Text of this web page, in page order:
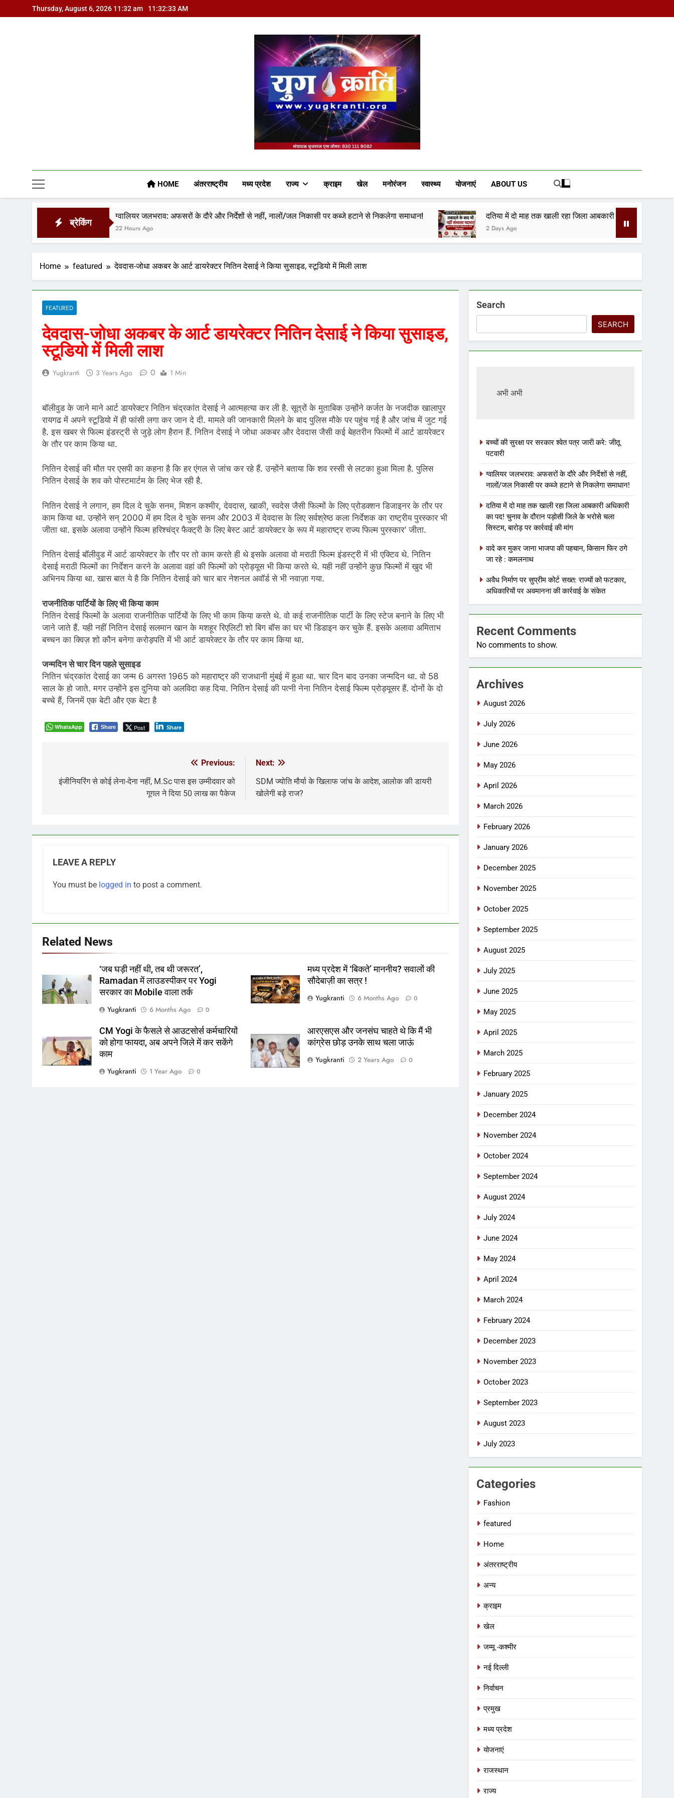
to
Thursday, August 6, 2026 11:32 am 11:32:34 AM
Yug Kranti | Trusted News Portal
HOME अंतरराष्ट्रीय मध्य प्रदेश राज्य क्राइम खेल मनोरंजन स्वास्थ्य योजनाएं ABOUT US
ब्रेकिंग
ग्वालियर जलभराव: अफसरों के दौरे और निर्देशों से नहीं, नालों/जल निकासी पर कब्जे हटाने से निकलेगा समाधान!
22 Hours Ago
दतिया में दो माह तक खाली रहा जिला आबकारी अधिकारी का पद! चुनाव के दौरान
2 Days Ago
Home featured देवदास-जोधा अकबर के आर्ट डायरेक्टर नितिन देसाई ने किया सुसाइड, स्टूडियो में मिली लाश
FEATURED
देवदास-जोधा अकबर के आर्ट डायरेक्टर नितिन देसाई ने किया सुसाइड,
स्टूडियो में मिली लाश
Yugkranti 3 Years Ago 0 1 Min
बॉलीवुड के जाने माने आर्ट डायरेक्टर नितिन चंद्रकांत देसाई ने आत्महत्या कर ली है. सूत्रों के मुताबिक उन्होंने कर्जत के नजदीक खालापुर
रायगढ में अपने स्टूडियो में ही फांसी लगा कर जान दे दी. मामले की जानकारी मिलने के बाद पुलिस मौके पर पहुंच गई है और जांच में जुट गई
है. इस खबर से फिल्म इंडस्ट्री से जुड़े लोग हैरान हैं. नितिन देसाई ने जोधा अकबर और देवदास जैसी कई बेहतरीन फिल्मों में आर्ट डायरेक्टर
के तौर पर काम किया था.
नितिन देसाई की मौत पर एसपी का कहना है कि हर एंगल से जांच कर रहे हैं. उन्होंने बताया कि शव रस्सी से लटका हुआ मिला है. पुलिस
नितिन देसाई के शव को पोस्टमार्टम के लिए भेज रही है.
नितिन देसाई ने लगान, हम दिल दे चुके सनम, मिशन कश्मीर, देवदास, खाकी, स्वदेस जैसी फिल्मों के लिए प्रोडक्शन डिजाइनर के तौर पर
काम किया था. उन्होंने सन् 2000 में हम दिल दे चुके सनम और 2003 में देवदास के लिए सर्वश्रेष्ठ कला निर्देशक का राष्ट्रीय पुरस्कार भी
जीता था. इसके अलावा उन्होंने फिल्म हरिश्चंद्र फैक्ट्री के लिए बेस्ट आर्ट डायरेक्टर के रूप में महाराष्ट्र राज्य फिल्म पुरस्कार’ जीता.
नितिन देसाई बॉलीवुड में आर्ट डायरेक्टर के तौर पर तो काम करते ही थे इसके अलावा वो मराठी फिल्म इंडस्ट्री में भी एक्टिव थे. नितिन
देसाई मराठी फिल्मों का निर्देशन करने के अलावा वहां की फिल्मों को प्रोड्यूस भी किया करते थे. यही नहीं उन्होंने कुछ फिल्मों में खुद भी
अभिनय किया था. खास बात ये है कि नितिन देसाई को चार बार नेशनल अवॉर्ड से भी नवाज़ा गया.
राजनीतिक पार्टियों के लिए भी किया काम
नितिन देसाई फिल्मों के अलावा राजनीतिक पार्टियों के लिए भी काम किया करते थे. वो कई राजनीतिक पार्टी के लिए स्टेज बनाने के लिए भी
जाने जाते हैं. यही नहीं नितिन देसाई सलमान खान के मशहूर रिएलिटी शो बिग बॉस का घर भी डिडाइन कर चुके हैं. इसके अलावा अमिताभ
बच्चन का क्विज़ शो कौन बनेगा करोड़पति में भी आर्ट डायरेक्टर के तौर पर काम किया था.
जन्मदिन से चार दिन पहले सुसाइड
नितिन चंद्रकांत देसाई का जन्म 6 अगस्त 1965 को महाराष्ट्र की राजधानी मुंबई में हुआ था. चार दिन बाद उनका जन्मदिन था. वो 58
साल के हो जाते. मगर उन्होंने इस दुनिया को अलविदा कह दिया. नितिन देसाई की पत्नी नेना नितिन देसाई फिल्म प्रोड्यूसर हैं. दोनों के दो
बच्चे हैं, जिनमें एक बेटी और एक बेटा है
WhatsApp Share Post Share
navigation
Previous:
इंजीनियरिंग से कोई लेना-देना नहीं, M.Sc पास इस उम्मीदवार को
गूगल ने दिया 50 लाख का पैकेज
Next:
SDM ज्योति मौर्या के खिलाफ जांच के आदेश, आलोक की डायरी
खोलेगी बड़े राज?
LEAVE A REPLY
You must be logged in to post a comment.
Related News
‘जब घड़ी नहीं थी, तब थी जरूरत’,
Ramadan में लाउडस्पीकर पर Yogi
सरकार का Mobile वाला तर्क
Yugkranti
6 Months Ago 0
मध्य प्रदेश में ‘बिकते’ माननीय? सवालों की
सौदेबाज़ी का सत्र !
Yugkranti
6 Months Ago 0
CM Yogi के फैसले से आउटसोर्स कर्मचारियों
को होगा फायदा, अब अपने जिले में कर सकेंगे
काम
Yugkranti
1 Year Ago 0
आरएसएस और जनसंघ चाहते थे कि मैं भी
कांग्रेस छोड़ उनके साथ चला जाऊं
Yugkranti
2 Years Ago 0
Search
SEARCH
अभी अभी
बच्चों की सुरक्षा पर सरकार श्वेत पत्र जारी करे: जीतू
पटवारी
ग्वालियर जलभराव: अफसरों के दौरे और निर्देशों से नहीं,
नालों/जल निकासी पर कब्जे हटाने से निकलेगा समाधान!
दतिया में दो माह तक खाली रहा जिला आबकारी अधिकारी
का पद! चुनाव के दौरान पड़ोसी जिले के भरोसे चला
सिस्टम, बारोड़ पर कार्रवाई की मांग
वादे कर मुकर जाना भाजपा की पहचान, किसान फिर ठगे
जा रहे : कमलनाथ
अवैध निर्माण पर सुप्रीम कोर्ट सख्त: राज्यों को फटकार,
अधिकारियों पर अवमानना की कार्रवाई के संकेत
Recent Comments
No comments to show.
Archives
August 2026
July 2026
June 2026
May 2026
April 2026
March 2026
February 2026
January 2026
December 2025
November 2025
October 2025
September 2025
August 2025
July 2025
June 2025
May 2025
April 2025
March 2025
February 2025
January 2025
December 2024
November 2024
October 2024
September 2024
August 2024
July 2024
June 2024
May 2024
April 2024
March 2024
February 2024
December 2023
November 2023
October 2023
September 2023
August 2023
July 2023
Categories
Fashion
featured
Home
अंतरराष्ट्रीय
अन्य
क्राइम
खेल
जम्मू -कश्मीर
नई दिल्ली
निर्वाचन
प्रमुख
मध्य प्रदेश
योजनाएं
राजस्थान
राज्य